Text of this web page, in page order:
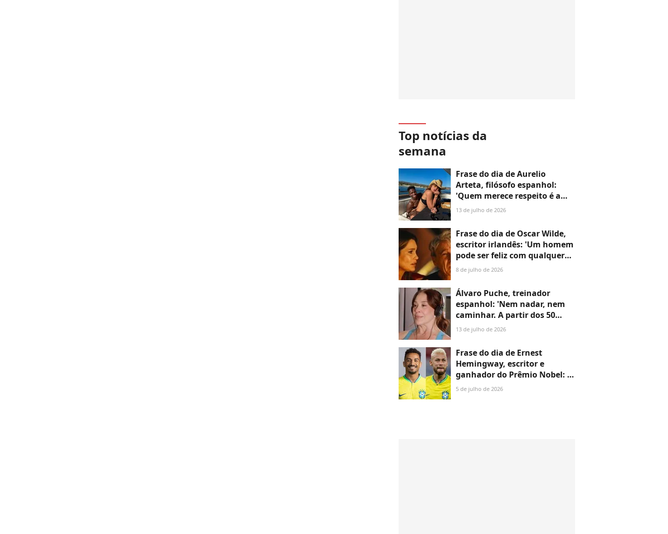
Top notícias da
semana
Frase do dia de Aurelio
Arteta, filósofo espanhol:
'Quem merece respeito é a
pessoa, e com muita
opiniões'
13 de julho de 2026
Frase do dia de Oscar Wilde,
escritor irlandês: 'Um homem
pode ser feliz com qualquer
mulher, desde que não a ame'
8 de julho de 2026
Álvaro Puche, treinador
espanhol: 'Nem nadar, nem
caminhar. A partir dos 50
anos, é absolutamente
13 de julho de 2026
Frase do dia de Ernest
Hemingway, escritor e
ganhador do Prêmio Nobel: 'A
felicidade nas pessoas
5 de julho de 2026